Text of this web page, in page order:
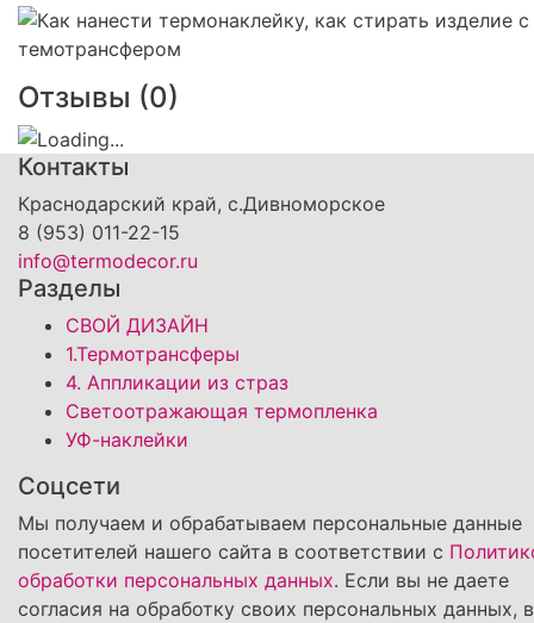
Отзывы (0)
Контакты
Краснодарский край, с.Дивноморское
8 (953) 011-22-15
info@termodecor.ru
Разделы
СВОЙ ДИЗАЙН
1.Термотрансферы
4. Аппликации из страз
Светоотражающая термопленка
УФ-наклейки
Соцсети
Мы получаем и обрабатываем персональные данные
посетителей нашего сайта в соответствии с
обработки персональных данных. Если вы не даете
согласия на обработку своих персональных данных,